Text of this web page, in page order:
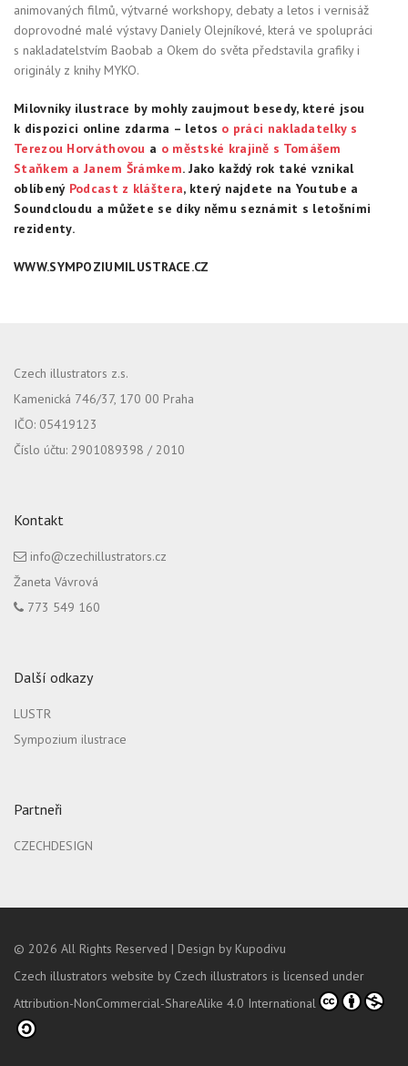
animovaných filmů, výtvarné workshopy, debaty a letos i vernisáž
doprovodné malé výstavy Daniely Olejníkové, která ve spolupráci
s nakladatelstvím Baobab a Okem do světa představila grafiky i
originály z knihy MYKO.
Milovníky ilustrace by mohly zaujmout besedy, které jsou
k dispozici online zdarma – letos o práci nakladatelky s
Terezou Horváthovou a o městské krajině s Tomášem
Staňkem a Janem Šrámkem. Jako každý rok také vznikal
oblíbený Podcast z kláštera, který najdete na Youtube a
Soundcloudu a můžete se díky němu seznámit s letošními
rezidenty.
WWW.SYMPOZIUMILUSTRACE.CZ
Czech illustrators z.s.
Kamenická 746/37, 170 00 Praha
IČO: 05419123
Číslo účtu: 2901089398 / 2010
Kontakt
info@czechillustrators.cz
Žaneta Vávrová
773 549 160
Další odkazy
LUSTR
Sympozium ilustrace
Partneři
CZECHDESIGN
© 2026 All Rights Reserved | Design by Kupodivu
Czech illustrators website by Czech illustrators is licensed under
Attribution-NonCommercial-ShareAlike 4.0 International